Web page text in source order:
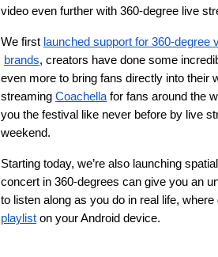
video even further with 360-degree live
We first launched support for 360-degree
brands, creators have done some
even more to bring fans directly into their
streaming Coachella for fans around the
you the festival like never before by live
weekend.
Starting today, we’re also launching
concert in 360-degrees can give you an
to listen along as you do in real life,
playlist on your Android device.